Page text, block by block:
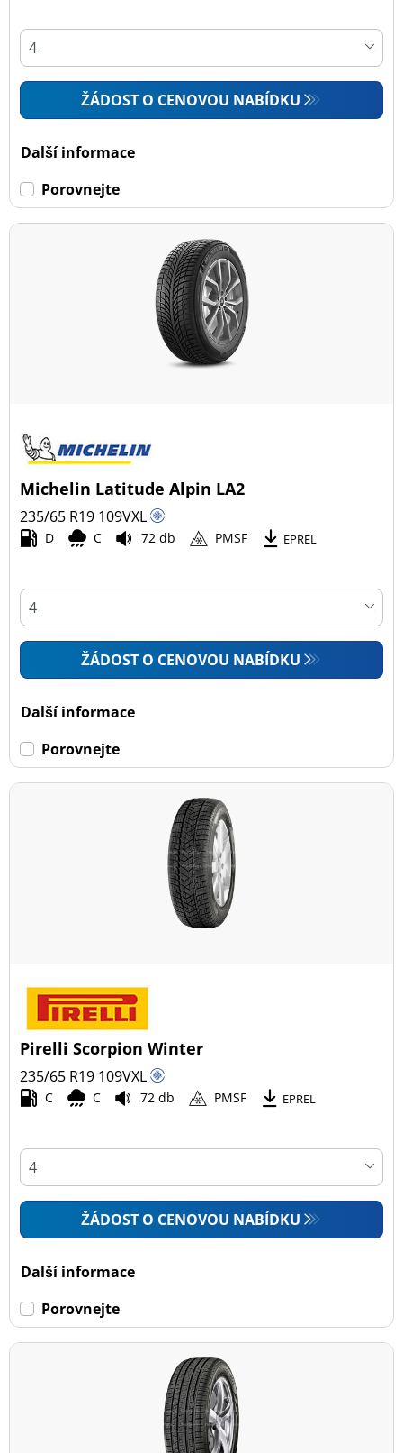
Zemědělská technika (0)
Dojezdové
Dojezdové (0)
Ne dojezdové (7)
ŽÁDOST O CENOVOU NABÍDKU
Další informace
Porovnejte
Michelin Latitude Alpin LA2
235/65 R19 109VXL
D C 72 db PMSF EPREL
ŽÁDOST O CENOVOU NABÍDKU
Další informace
Porovnejte
Pirelli Scorpion Winter
235/65 R19 109VXL
C C 72 db PMSF EPREL
ŽÁDOST O CENOVOU NABÍDKU
Další informace
Porovnejte